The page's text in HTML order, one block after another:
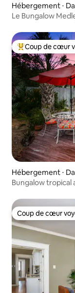
Hébergement ⋅
Le Bungalow
Coups de cœur
Coup de cœur
Hébergement ⋅
Bungalow tropical
Coup de cœur
Coup de cœur